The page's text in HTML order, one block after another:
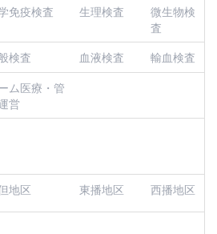
免疫検査 生理検査
微生物検
査
検査 血液検査
輸血検査
ム医療・管
営
地区 東播地区 西播地区